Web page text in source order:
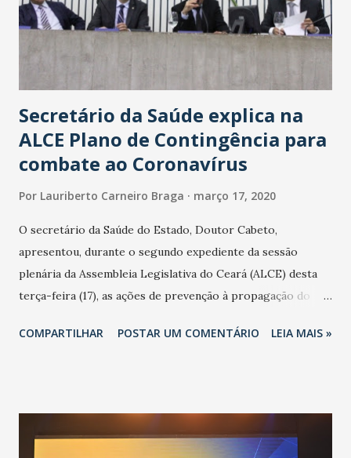
Secretário da Saúde explica na
ALCE Plano de Contingência para
combate ao Coronavírus
Por Lauriberto Carneiro Braga março 17, 2020
O secretário da Saúde do Estado, Doutor Cabeto,
apresentou, durante o segundo expediente da sessão
plenária da Assembleia Legislativa do Ceará (ALCE) desta
terça-feira (17), as ações de prevenção à propagação do
adotadas pelo Governo do Estado na contenção da
população suspeita e de cuidados com os ambientes
públicos e domiciliares. “Nós não estamos vivendo uma
COMPARTILHAR POSTAR UM COMENTÁRIO LEIA MAIS »